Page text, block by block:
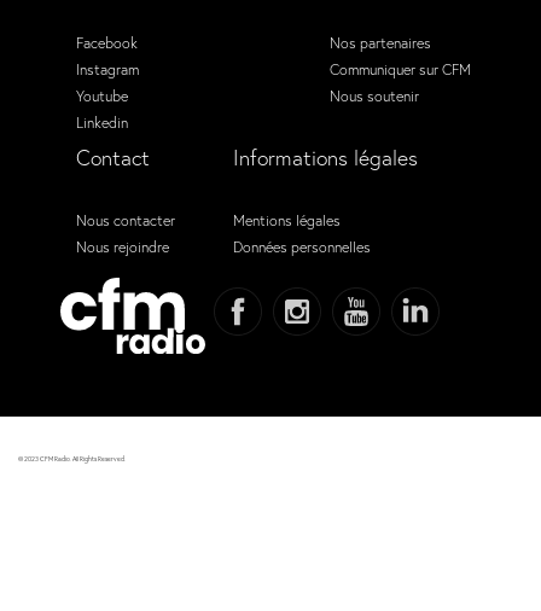
Facebook
Instagram
Youtube
Linkedin
Nos partenaires
Communiquer sur CFM
Nous soutenir
Contact
Nous contacter
Nous rejoindre
Informations légales
Mentions légales
Données personnelles
© 2023 CFM Radio. All Rights Reserved.